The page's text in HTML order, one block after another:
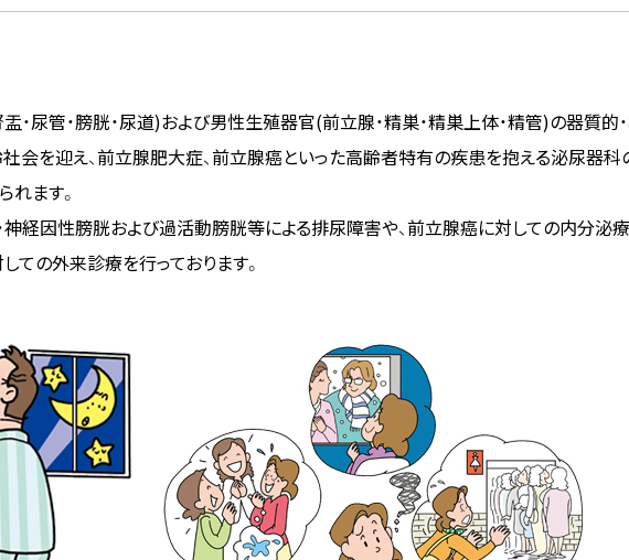
・尿管・膀胱・尿道)および男性生殖器官(前立腺・精巣・精巣上体・精管)の器質的
会を迎え、前立腺肥大症、前立腺癌といった高齢者特有の疾患を抱える泌尿器
れます。
経因性膀胱および過活動膀胱等による排尿障害や、前立腺癌に対しての内分泌
ての外来診療を行っております。